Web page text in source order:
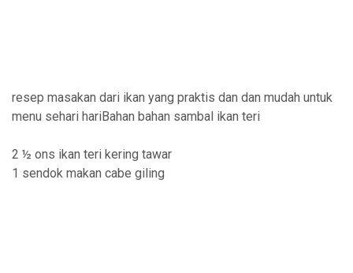
resep masakan dari ikan yang praktis dan dan mudah untuk
menu sehari hariBahan bahan sambal ikan teri
2 ½ ons ikan teri kering tawar
1 sendok makan cabe giling